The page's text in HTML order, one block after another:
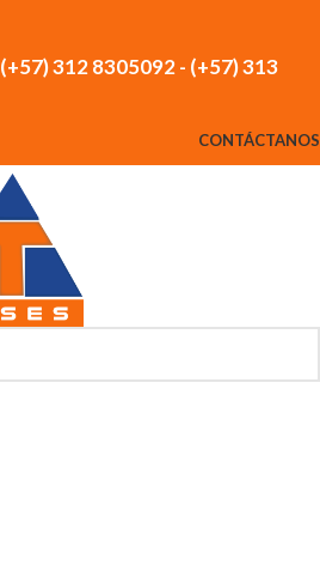
312 8305092 - (+57) 313
CONTÁCTANOS